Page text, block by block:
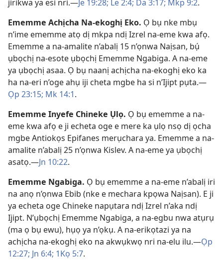
jirikwa ya esi nri.​—Je 19:28; Le 2:4; Da 3:​17; Mkp 9:2.
Ememme Achịcha Na-ekoghị Eko. Ọ bụ nke mbụ
n’ime ememme atọ dị mkpa ndị Izrel na-eme kwa afọ.
Ememme a na-amalite n’abalị 15 n’ọnwa Naịsan, bụ́
ụbọchị na-esote ụbọchị Ememme Ngabiga. A na-eme
ya ụbọchị asaa. Ọ bụ naanị achịcha na-ekoghị eko ka
ha na-eri n’oge ahụ iji cheta mgbe ha si n’Ijipt pụta.​—
Ọp 23:15; Mk 14:1.
Ememme Inyefe Chineke Ụlọ. Ọ bụ ememme a na-
eme kwa afọ e ji echeta oge e mere ka ụlọ nsọ dị ọcha
mgbe Antiokọs Epifanes merụchara ya. Ememme a na-
amalite n’abalị 25 n’ọnwa Kislev. A na-eme ya ụbọchị
asatọ.​—Jn 10:22.
Ememme Ngabiga. Ọ bụ ememme a na-eme n’abalị iri
na anọ n’ọnwa Ebib (nke e mechara kpọwa Naịsan). E ji
ya echeta oge Chineke napụtara ndị Izrel n’aka ndị
Ijipt. N’ụbọchị Ememme Ngabiga, a na-egbu nwa atụrụ
(ma ọ bụ ewu), hụọ ya n’ọkụ. A na-erikọtazi ya na
achịcha na-ekoghị eko na akwụkwọ nri na-elu ilu.​—Ọp
12:27; Jn 6:4; 1Kọ 5:7.